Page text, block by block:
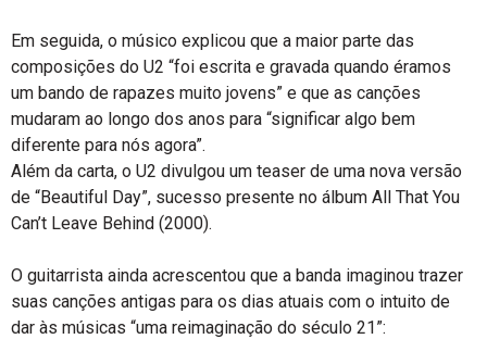
Em seguida, o músico explicou que a maior parte das
composições do U2 “foi escrita e gravada quando éramos
um bando de rapazes muito jovens” e que as canções
mudaram ao longo dos anos para “significar algo bem
diferente para nós agora”.
Além da carta, o U2 divulgou um teaser de uma nova versão
de “Beautiful Day”, sucesso presente no álbum All That You
Can’t Leave Behind (2000).
O guitarrista ainda acrescentou que a banda imaginou trazer
suas canções antigas para os dias atuais com o intuito de
dar às músicas “uma reimaginação do século 21”: